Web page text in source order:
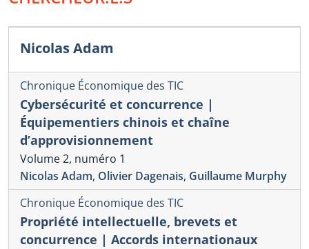
Nicolas Adam
Chronique Économique des TIC
Cybersécurité et concurrence |
Équipementiers chinois et chaîne
d’approvisionnement
Volume 2, numéro 1
Nicolas Adam, Olivier Dagenais, Guillaume Murphy
Chronique Économique des TIC
Propriété intellectuelle, brevets et
concurrence | Accords internationaux